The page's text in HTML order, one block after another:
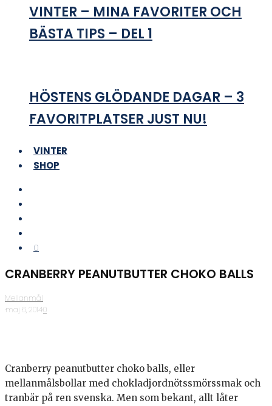
VINTER – MINA FAVORITER OCH
BÄSTA TIPS – DEL 1
HÖSTENS GLÖDANDE DAGAR – 3
FAVORITPLATSER JUST NU!
VINTER
SHOP
0
CRANBERRY PEANUTBUTTER CHOKO BALLS
Mellanmål
·maj 6, 2014·0
Cranberry peanutbutter choko balls, eller
mellanmålsbollar med chokladjordnötssmörssmak och
tranbär på ren svenska. Men som bekant, allt låter